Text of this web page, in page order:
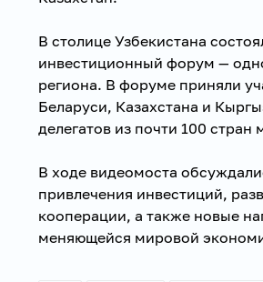
В столице Узбекистана
инвестиционный форум —
региона. В форуме приняли
Беларуси, Казахстана и
делегатов из почти 100 стран
В ходе видеомоста
привлечения инвестиций,
кооперации, а также новые
меняющейся мировой